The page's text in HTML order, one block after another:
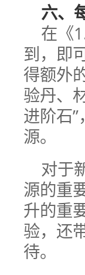
六、
在《
到，即
得额外
验丹、
进阶石
源。
对于
源的重
升的重
验，还
待。